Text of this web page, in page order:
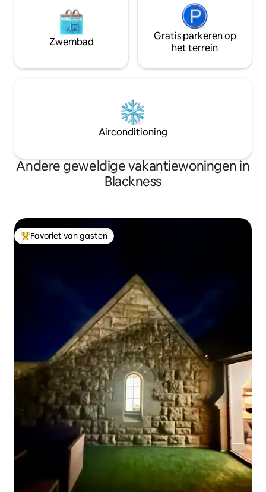
Zwembad
Gratis parkeren op
het terrein
Airconditioning
Andere geweldige vakantiewoningen in
Blackness
Topfavoriet van gasten
Favoriet van gasten